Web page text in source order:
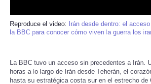
Reproduce el video:
Irán desde dentro: el
la BBC para conocer cómo viven la guerra los
La BBC tuvo un acceso sin precedentes a Irán.
horas a lo largo de Irán desde Teherán, el
hasta su estratégica costa sur en el estrecho de